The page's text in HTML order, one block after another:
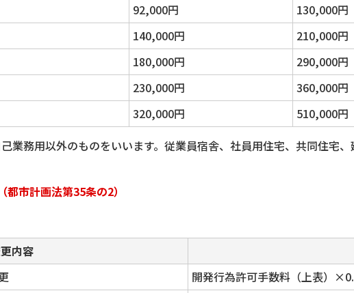
92,000円 130,000円
140,000円 210,000円
180,000円 290,000円
230,000円 360,000円
320,000円 510,000円
業務用以外のものをいいます。従業員宿舎、社員用住宅、共同住宅
市計画法第35条の2）
内容
開発行為許可手数料（上表）